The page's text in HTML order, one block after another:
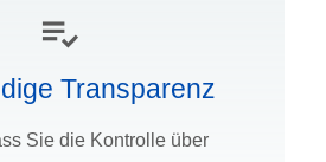
Transparenz
Sie die Kontrolle über